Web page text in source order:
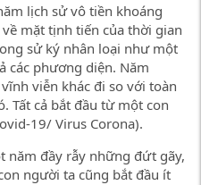
lịch sử vô tiền khoáng
mặt tịnh tiến của thời gian
sử ký nhân loại như một
các phương diện. Năm
viễn khác đi so với toàn
Tất cả bắt đầu từ một con
19/ Virus Corona).
năm đầy rẫy những đứt gãy,
người ta cũng bắt đầu ít